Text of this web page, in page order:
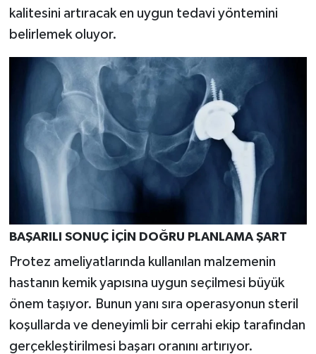
kalitesini artıracak en uygun tedavi yöntemini
belirlemek oluyor.
BAŞARILI SONUÇ İÇİN DOĞRU PLANLAMA ŞART
Protez ameliyatlarında kullanılan malzemenin
hastanın kemik yapısına uygun seçilmesi büyük
önem taşıyor. Bunun yanı sıra operasyonun steril
koşullarda ve deneyimli bir cerrahi ekip tarafından
gerçekleştirilmesi başarı oranını artırıyor.